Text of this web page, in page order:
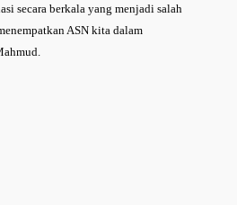
secara berkala yang menjadi salah
ASN kita dalam